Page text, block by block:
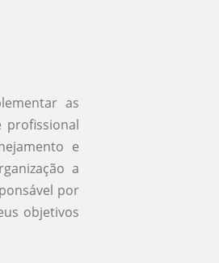
as
profissional
e
a
por
objetivos